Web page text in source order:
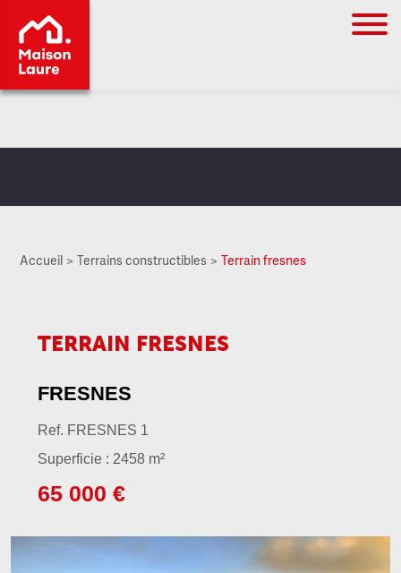
Accueil Terrains constructibles Terrain fresnes
TERRAIN FRESNES
FRESNES
Ref. FRESNES 1
Superficie : 2458 m²
65 000 €